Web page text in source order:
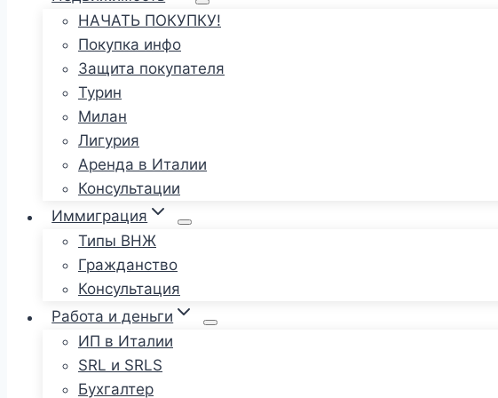
НАЧАТЬ ПОКУПКУ!
Покупка инфо
Защита покупателя
Турин
Милан
Лигурия
Аренда в Италии
Консультации
Иммиграция
Типы ВНЖ
Гражданство
Консультация
Работа и деньги
ИП в Италии
SRL и SRLS
Бухгалтер